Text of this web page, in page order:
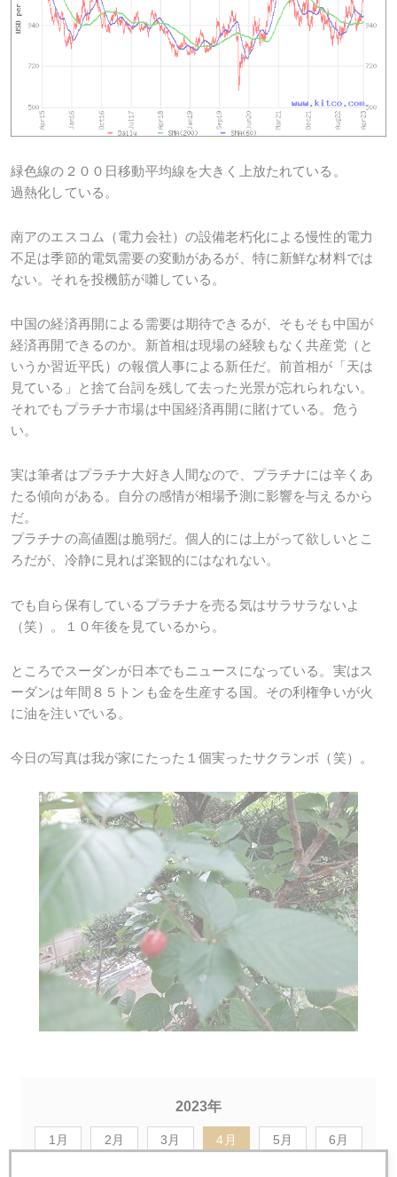
緑色線の２００日移動平均線を大きく上放たれている。
過熱化している。
南アのエスコム（電力会社）の設備老朽化による慢性的電力
不足は季節的電気需要の変動があるが、特に新鮮な材料では
ない。それを投機筋が囃している。
中国の経済再開による需要は期待できるが、そもそも中国が
経済再開できるのか。新首相は現場の経験もなく共産党（と
いうか習近平氏）の報償人事による新任だ。前首相が「天は
見ている」と捨て台詞を残して去った光景が忘れられない。
それでもプラチナ市場は中国経済再開に賭けている。危う
い。
実は筆者はプラチナ大好き人間なので、プラチナには辛くあ
たる傾向がある。自分の感情が相場予測に影響を与えるから
だ。
プラチナの高値圏は脆弱だ。個人的には上がって欲しいとこ
ろだが、冷静に見れば楽観的にはなれない。
でも自ら保有しているプラチナを売る気はサラサラないよ
（笑）。１０年後を見ているから。
ところでスーダンが日本でもニュースになっている。実はス
ーダンは年間８５トンも金を生産する国。その利権争いが火
に油を注いでいる。
今日の写真は我が家にたった１個実ったサクランボ（笑）。
2023年
1月 2月 3月 4月 5月 6月